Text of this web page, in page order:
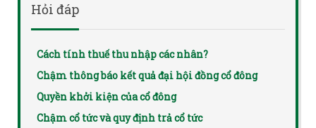
Hỏi đáp
Cách tính thuế thu nhập các nhân?
Chậm thông báo kết quả đại hội đồng cổ đông
Quyền khởi kiện của cổ đông
Chậm cổ tức và quy định trả cổ tức